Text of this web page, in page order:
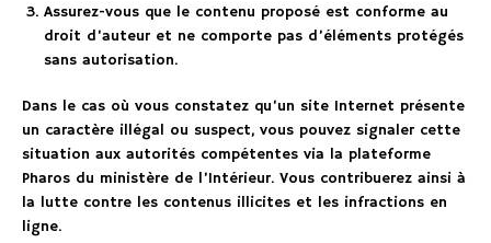
Assurez-vous que le contenu proposé est conforme au
droit d’auteur et ne comporte pas d’éléments protégés
sans autorisation.
Dans le cas où vous constatez qu’un site Internet présente
un caractère illégal ou suspect, vous pouvez signaler cette
situation aux autorités compétentes via la plateforme
Pharos du ministère de l’Intérieur. Vous contribuerez ainsi à
la lutte contre les contenus illicites et les infractions en
ligne.